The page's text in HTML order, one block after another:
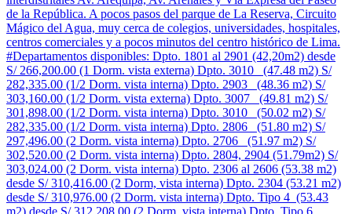
de la República. A pocos pasos del parque de La Reserva, Circuito
Mágico del Agua, muy cerca de colegios, universidades, hospitales,
centros comerciales y a pocos minutos del centro histórico de Lima.
#Departamentos disponibles: Dpto. 1801 al 2901 (42,20m2) desde
S/ 266,200.00 (1 Dorm. vista externa) Dpto. 3010 (47.48 m2) S/
282,335.00 (1/2 Dorm. vista interna) Dpto. 2903 (48.36 m2) S/
303,160.00 (1/2 Dorm. vista externa) Dpto. 3007 (49.81 m2) S/
301,898.00 (1/2 Dorm. vista interna) Dpto. 3010 (50.02 m2) S/
282,335.00 (1/2 Dorm. vista interna) Dpto. 2806 (51.80 m2) S/
297,496.00 (2 Dorm. vista interna) Dpto. 2706 (51.97 m2) S/
302,520.00 (2 Dorm. vista interna) Dpto. 2804, 2904 (51.79m2) S/
303,024.00 (2 Dorm. vista interna) Dpto. 2306 al 2606 (53.38 m2)
desde S/ 310,416.00 (2 Dorm, vista interna) Dpto. 2304 (53.21 m2)
desde S/ 310,976.00 (2 Dorm. vista interna) Dpto. Tipo 4 (53.43
m2) desde S/ 312,208.00 (2 Dorm. vista interna) Dpto. Tipo 6